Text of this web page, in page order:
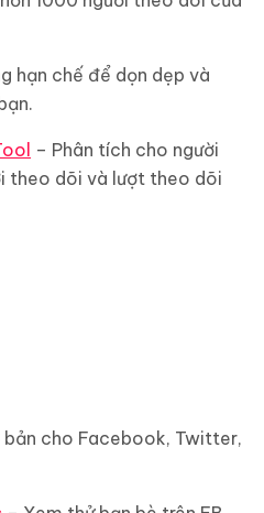
hạn chế để dọn dẹp và
– Phân tích cho người
theo dõi và lượt theo dõi
bản cho Facebook, Twitter,